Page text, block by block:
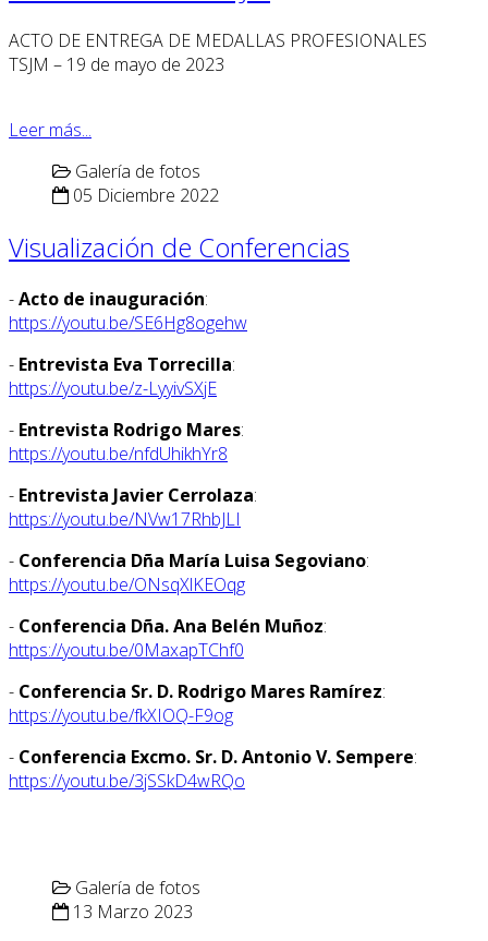
ACTO DE ENTREGA DE MEDALLAS PROFESIONALES
TSJM – 19 de mayo de 2023
Leer más...
Galería de fotos
05 Diciembre 2022
Visualización de Conferencias
-Acto de inauguración:
https://youtu.be/SE6Hg8ogehw
- Entrevista Eva Torrecilla:
https://youtu.be/z-LyyivSXjE
- Entrevista Rodrigo Mares:
https://youtu.be/nfdUhikhYr8
- Entrevista Javier Cerrolaza:
https://youtu.be/NVw17RhbJLI
- Conferencia Dña María Luisa Segoviano:
https://youtu.be/ONsqXlKEOqg
- Conferencia Dña. Ana Belén Muñoz:
https://youtu.be/0MaxapTChf0
- Conferencia Sr. D. Rodrigo Mares Ramírez:
https://youtu.be/fkXIOQ-F9og
- Conferencia Excmo. Sr. D. Antonio V. Sempere:
https://youtu.be/3jSSkD4wRQo
Galería de fotos
13 Marzo 2023